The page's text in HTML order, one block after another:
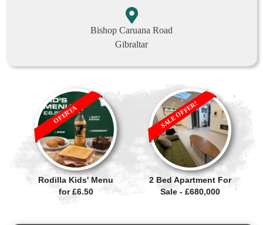
Bishop Caruana Road
Gibraltar
Rodilla Kids' Menu
for £6.50
OFERTA
2 Bed Apartment For
Sale - £680,000
SALE OFFER!